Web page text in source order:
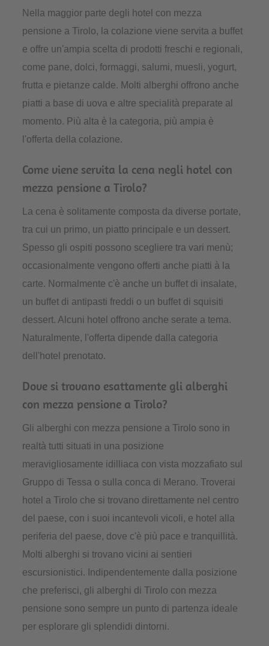
Nella maggior parte degli hotel con mezza
pensione a Tirolo, la colazione viene servita a buffet
e offre un'ampia scelta di prodotti freschi e regionali,
come pane, dolci, formaggi, salumi, muesli, yogurt,
frutta e pietanze calde. Molti alberghi offrono anche
piatti a base di uova e altre specialità preparate al
momento. Più alta è la categoria, più ampia è
l'offerta della colazione.
Come viene servita la cena negli hotel con
mezza pensione a Tirolo?
La cena è solitamente composta da diverse portate,
tra cui un primo, un piatto principale e un dessert.
Spesso gli ospiti possono scegliere tra vari menù;
occasionalmente vengono offerti anche piatti à la
carte. Normalmente c'è anche un buffet di insalate,
un buffet di antipasti freddi o un buffet di squisiti
dessert. Alcuni hotel offrono anche serate a tema.
Naturalmente, l'offerta dipende dalla categoria
dell'hotel prenotato.
Dove si trovano esattamente gli alberghi
con mezza pensione a Tirolo?
Gli alberghi con mezza pensione a Tirolo sono in
realtà tutti situati in una posizione
meravigliosamente idilliaca con vista mozzafiato sul
Gruppo di Tessa o sulla conca di Merano. Troverai
hotel a Tirolo che si trovano direttamente nel centro
del paese, con i suoi incantevoli vicoli, e hotel alla
periferia del paese, dove c'è più pace e tranquillità.
Molti alberghi si trovano vicini ai sentieri
escursionistici. Indipendentemente dalla posizione
che preferisci, gli alberghi di Tirolo con mezza
pensione sono sempre un punto di partenza ideale
per esplorare gli splendidi dintorni.